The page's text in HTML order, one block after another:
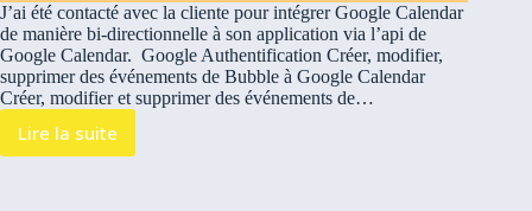
J’ai été contacté avec la cliente pour intégrer Google Calendar
de manière bi-directionnelle à son application via l’api de
Google Calendar. Google Authentification Créer, modifier,
supprimer des événements de Bubble à Google Calendar
Créer, modifier et supprimer des événements de…
Lire la suite